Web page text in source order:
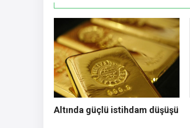
Altında güçlü istihdam düşüşü